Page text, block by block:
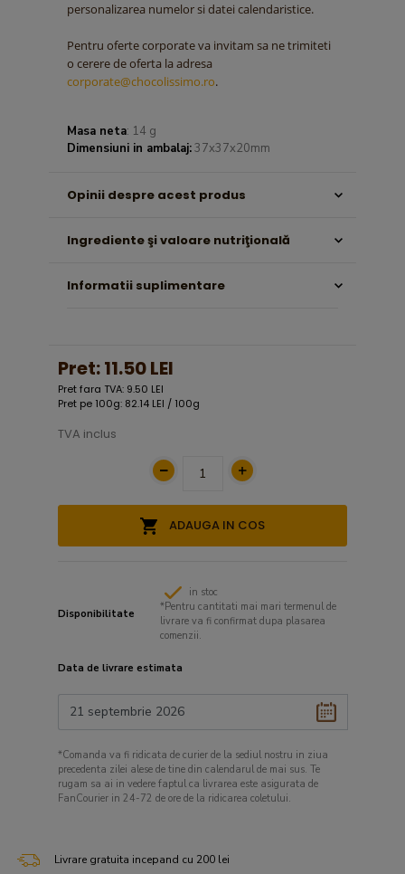
personalizarea numelor si datei calendaristice.
Pentru oferte corporate va invitam sa ne trimiteti
o cerere de oferta la adresa
corporate@chocolissimo.ro.
Masa neta: 14 g
Dimensiuni in ambalaj:37x37x20mm
Opinii despre acest produs
Ingrediente şi valoare nutriţională
Informatii suplimentare
Pret:11.50 LEI
Pret fara TVA: 9.50 LEI
Pret pe 100g: 82.14 LEI / 100g
TVA inclus
ADAUGA IN COS
Disponibilitate
in stoc
*Pentru cantitati mai mari termenul de
livrare va fi confirmat dupa plasarea
comenzii.
Data de livrare estimata
*Comanda va fi ridicata de curier de la sediul nostru in ziua
precedenta zilei alese de tine din calendarul de mai sus. Te
rugam sa ai in vedere faptul ca livrarea este asigurata de
FanCourier in 24-72 de ore de la ridicarea coletului.
Livrare gratuita incepand cu 200 lei